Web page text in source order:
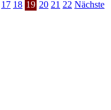
17 18 19 20 21 22 Nächste